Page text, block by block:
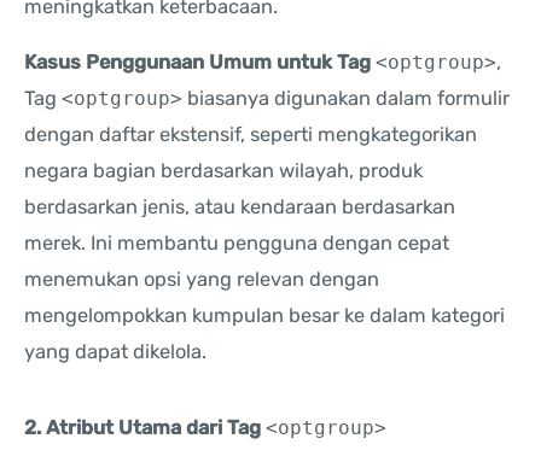
meningkatkan keterbacaan.
Kasus Penggunaan Umum untuk Tag <optgroup>,
Tag <optgroup> biasanya digunakan dalam formulir
dengan daftar ekstensif, seperti mengkategorikan
negara bagian berdasarkan wilayah, produk
berdasarkan jenis, atau kendaraan berdasarkan
merek. Ini membantu pengguna dengan cepat
menemukan opsi yang relevan dengan
mengelompokkan kumpulan besar ke dalam kategori
yang dapat dikelola.
2. Atribut Utama dari Tag <optgroup>